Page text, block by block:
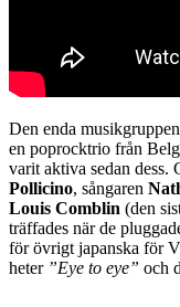
Den enda
en poprocktrio från
varit aktiva sedan dess.
Pollicino, sångaren
Louis Comblin (den
träffades när de
för övrigt japanska för
heter ”Eye to eye” och